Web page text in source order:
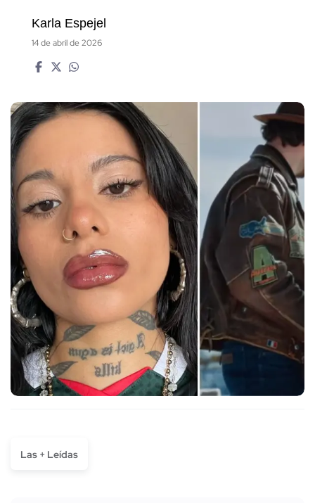
Karla Espejel
14 de abril de 2026
Las + Leídas